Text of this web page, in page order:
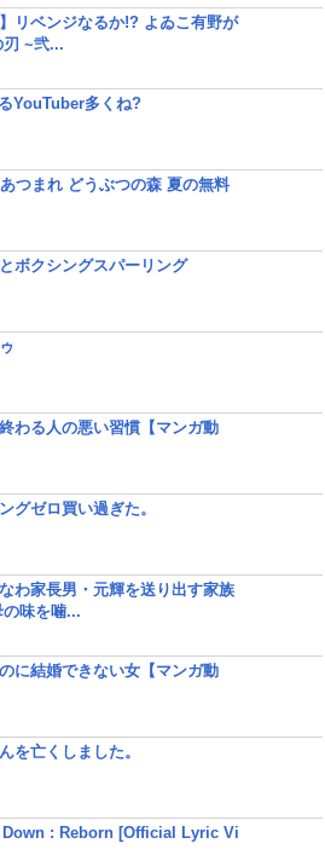
リベンジなるか!? よゐこ有野が
刃 ~弐...
YouTuber多くね?
つまれ どうぶつの森 夏の無料
ボクシングスパーリング
わる人の悪い習慣【マンガ動
グゼロ買い過ぎた。
わ家長男・元輝を送り出す家族
味を噛...
に結婚できない女【マンガ動
を亡くしました。
Down : Reborn [Official Lyric Vi